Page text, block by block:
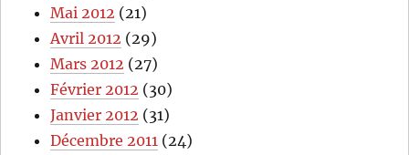
Mai 2012 (21)
Avril 2012 (29)
Mars 2012 (27)
Février 2012 (30)
Janvier 2012 (31)
Décembre 2011 (24)